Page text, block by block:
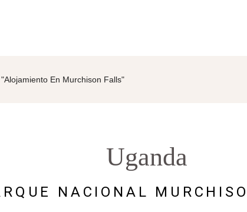
En Murchison Falls"
Uganda
NACIONAL